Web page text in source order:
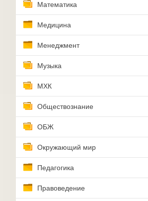
Математика
Медицина
Менеджмент
Музыка
МХК
Обществознание
ОБЖ
Окружающий мир
Педагогика
Правоведение